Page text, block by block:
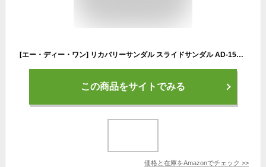
[エー・ディー・ワン] リカバリーサンダル スライドサンダル AD-150R ブラック 28.0 cm D
この商品をサイトでみる
価格と在庫をAmazonでチェック >>